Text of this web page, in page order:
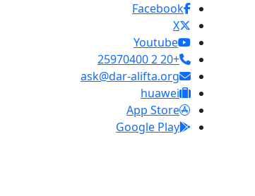
Facebook
X
Youtube
+20 2 25970400
ask@dar-alifta.org
huawei
App Store
Google Play